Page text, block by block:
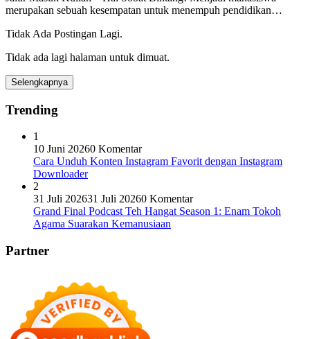
merupakan sebuah kesempatan untuk menempuh pendidikan…
Tidak Ada Postingan Lagi.
Tidak ada lagi halaman untuk dimuat.
Selengkapnya
Trending
1
10 Juni 20260 Komentar
Cara Unduh Konten Instagram Favorit dengan Instagram
Downloader
2
31 Juli 202631 Juli 20260 Komentar
Grand Final Podcast Teh Hangat Season 1: Enam Tokoh
Agama Suarakan Kemanusiaan
Partner